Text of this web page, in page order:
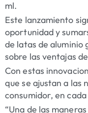
ml.
Este lanzamiento
oportunidad y
de latas de aluminio
sobre las ventajas
Con estas
que se ajustan a las
consumidor, en
“Una de las